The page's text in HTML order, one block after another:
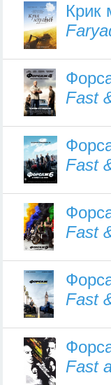
Крик
Fast
Fast
Fast
Fast
Fast